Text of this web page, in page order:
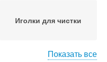
Иголки для чистки
Показать все